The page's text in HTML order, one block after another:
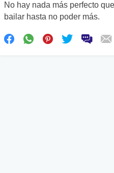
No hay nada más perfecto
bailar hasta no poder más.